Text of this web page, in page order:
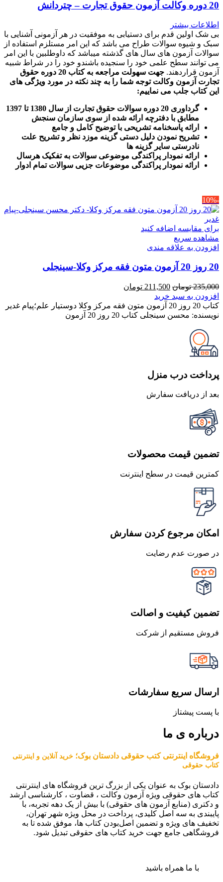
20 دوره وکالت آزمون حقوق تجارت – چتردانش
اطلاعات بیشتر
بی شک اولین قدم برای دستیابی به موفقیت در هر آزمونی آشنایی با
سبک و شیوه سوالات طراح می باشد که این امر مستلزم استفاده از
سوالات آزمون های سال های گذشته میباشد که داوطلبین با این امر
می توانند سطح علمی خود را سنجیده باشندو خود را در شراط شبیه
آزمون قراردهند.
جهت سهولت مراجعه به کتاب 20 دوره حقوق
تجارت آزمون وکالت توجه شما را به چند نکته در مورد ویژگی های
این کتاب جلب می نماییم:
گرداوری 20 دوره سوالات حقوق تجارت از سال 1380 تا 1397
مطابق با دفترچه ارائه شده از سوی سازمان سنجش
ارائه پاسخنامه تشریحی با توضیح کامل و جامع
تشریح نمودن دلیل دستی گزینه موزد نظر و تشریح علت
نادرستی سایر گزینه ها
ارائه نمودار پراکندگی موضوعی سوالات به تفکیک هرسال
رائه نمودار پراکندگی موضوعات جزیی سوالات تمام ادوار
-10%
برای مقایسه اضافه کنید
مشاهده سریع
افزودن به علاقه مندی
20 روز 20 آزمون متون فقه مرکز وکلا-سینجلی
235,000 تومان قیمت
اصلی
235,000 تومان
بود.
211,500 تومان
211,500 تومان
است.
افزودن به سبد خرید
کتاب 20 روز 20 آزمون متون فقه مرکز وکلا دوستیار علم؛پیام غدیر
نویسنده: محسن سینجلی کتاب 20 روز 20 آزمون
پرداخت درب منزل
بعد از دریافت سفارش
تضمین قیمت محصولات
کمترین قیمت در سطح اینترنت
امکان مرجوع کردن سفارش
در صورت عدم رضایت
تضمین کیفیت و اصالت
فروش مستقیم از شرکت
ارسال سریع سفارشات
با پست پیشتاز
درباره ی ما
فروشگاه اینترنتی کتب حقوقی دادستان بوک؛ خرید آنلاین و اینترنتی
کتاب حقوقی
دادستان بوک به عنوان یکی از بزرگ ترین فروشگاه های اینترنتی
کتاب های حقوقی ویژه آزمون وکالت ، قضاوت ، کارشناسی ارشد
و دکتری (منابع آزمون های حقوقی) با بیش از یک دهه تجربه، با
پایبندی به سه اصل کلیدی، پرداخت در محل ویژه شهر تهران،
تخفیف های ویژه و تضمین اصل‌بودن کتاب ها، موفق شده تا به
فروشگاهی جامع جهت خرید کتاب های حقوقی تبدیل شود.
با ما همراه باشید